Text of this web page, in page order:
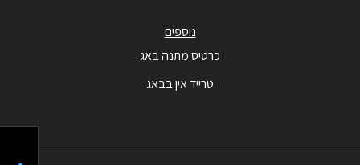
נוספים
כרטיס מתנה באג
טרייד אין בבאג